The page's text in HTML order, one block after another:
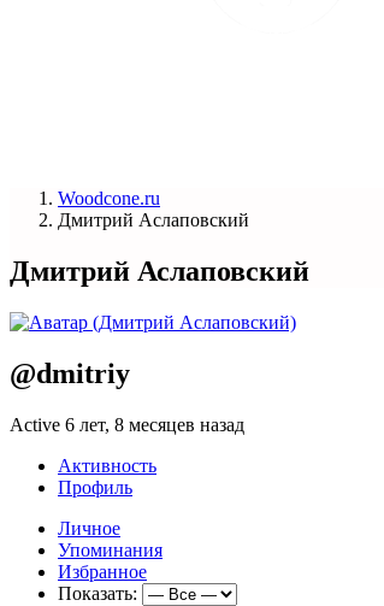
Woodcone.ru
Дмитрий Аслаповский
Дмитрий Аслаповский
@dmitriy
Active 6 лет, 8 месяцев назад
Активность
Профиль
Личное
Упоминания
Избранное
Показать: